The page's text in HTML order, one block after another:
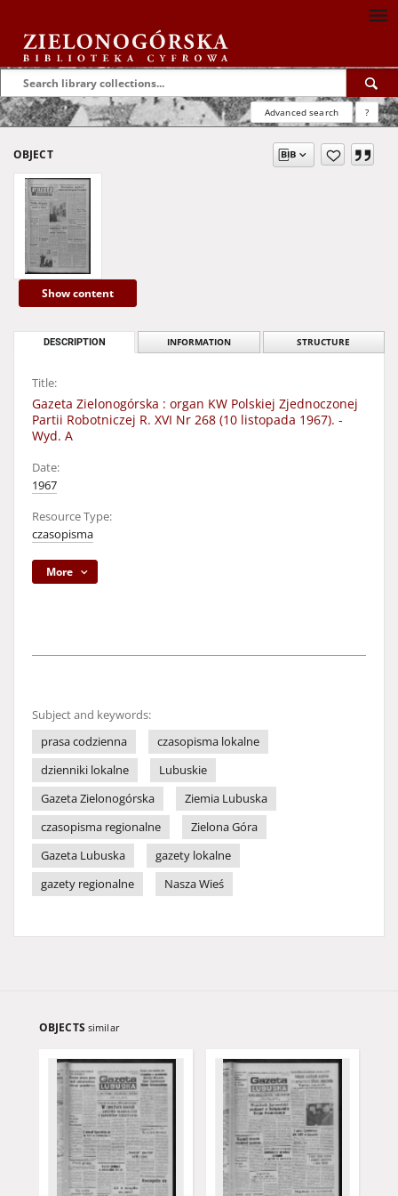
Advanced search ?
OBJECT
Show content
DESCRIPTION INFORMATION STRUCTURE
Title:
Gazeta Zielonogórska : organ KW Polskiej Zjednoczonej
Partii Robotniczej R. XVI Nr 268 (10 listopada 1967). -
Wyd. A
Date:
1967
Resource Type:
czasopisma
More
Subject and keywords:
prasa codzienna
czasopisma lokalne
dzienniki lokalne
Lubuskie
Gazeta Zielonogórska
Ziemia Lubuska
czasopisma regionalne
Zielona Góra
Gazeta Lubuska
gazety lokalne
gazety regionalne
Nasza Wieś
OBJECTS similar